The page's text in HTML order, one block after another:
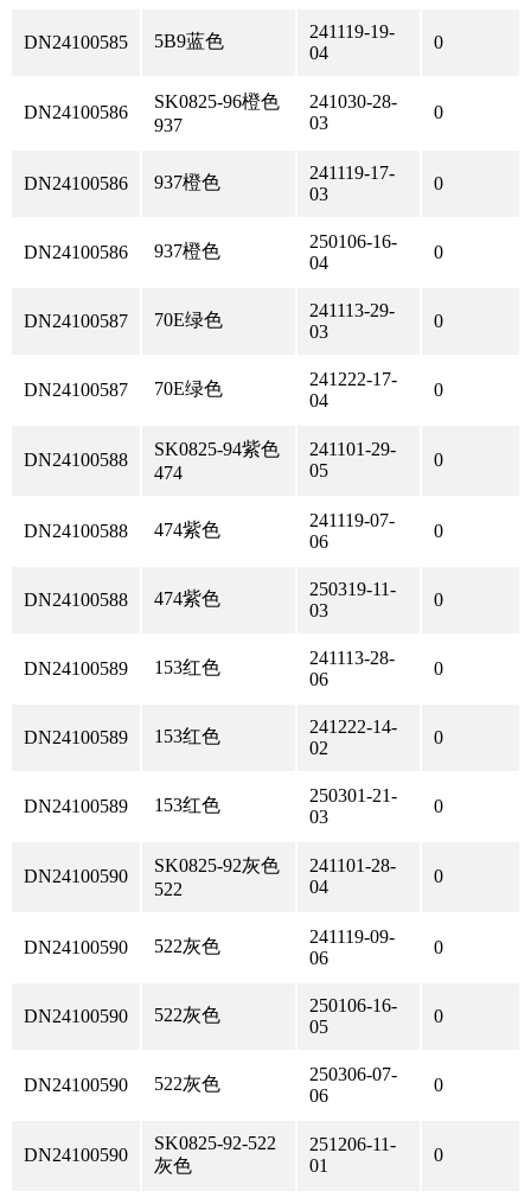
DN24100585 5B9蓝色
241119-19-
04
0
DN24100586
SK0825-96橙色
937
241030-28-
03
0
DN24100586 937橙色
241119-17-
03
0
DN24100586 937橙色
250106-16-
04
0
DN24100587 70E绿色
241113-29-
03
0
DN24100587 70E绿色
241222-17-
04
0
DN24100588
SK0825-94紫色
474
241101-29-
05
0
DN24100588 474紫色
241119-07-
06
0
DN24100588 474紫色
250319-11-
03
0
DN24100589 153红色
241113-28-
06
0
DN24100589 153红色
241222-14-
02
0
DN24100589 153红色
250301-21-
03
0
DN24100590
SK0825-92灰色
522
241101-28-
04
0
DN24100590 522灰色
241119-09-
06
0
DN24100590 522灰色
250106-16-
05
0
DN24100590 522灰色
250306-07-
06
0
DN24100590
SK0825-92-522
灰色
251206-11-
01
0